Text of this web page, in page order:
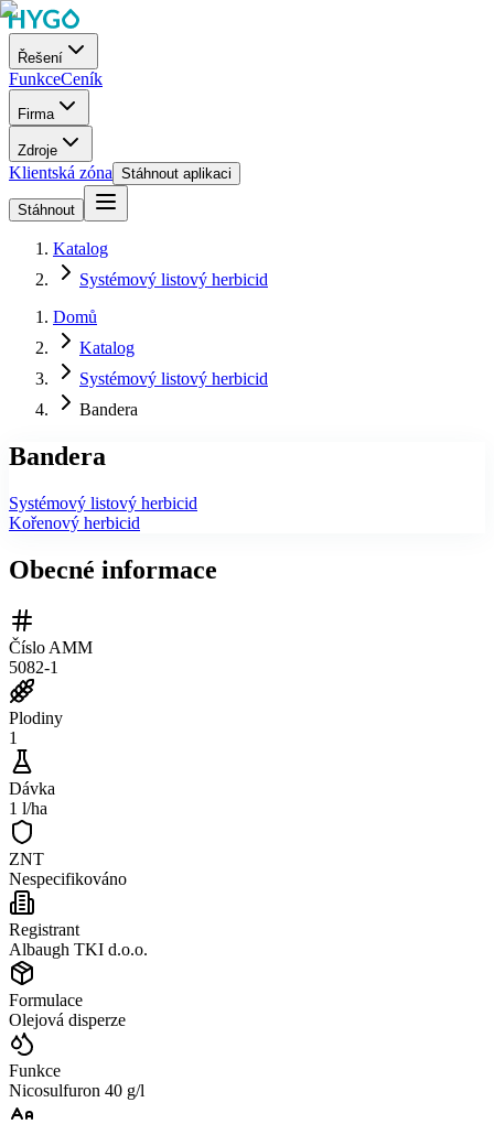
Řešení
FunkceCeník
Firma
Zdroje
Klientská zóna Stáhnout aplikaci
Stáhnout
Katalog
Systémový listový herbicid
Domů
Katalog
Systémový listový herbicid
Bandera
Bandera
Systémový listový herbicid
Kořenový herbicid
Obecné informace
Číslo AMM
5082-1
Plodiny
1
Dávka
1 l/ha
ZNT
Nespecifikováno
Registrant
Albaugh TKI d.o.o.
Formulace
Olejová disperze
Funkce
Nicosulfuron 40 g/l